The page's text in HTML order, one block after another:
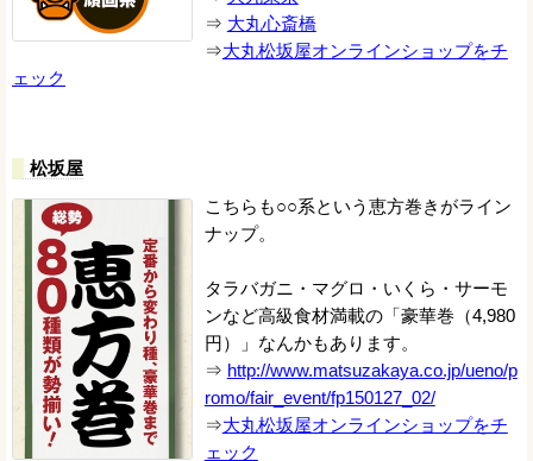
⇒ 大丸心斎橋
⇒大丸松坂屋オンラインショップをチ
ェック
松坂屋
こちらも○○系という恵方巻きがライン
ナップ。
タラバガニ・マグロ・いくら・サーモ
ンなど高級食材満載の「豪華巻（4,980
円）」なんかもあります。
⇒ http://www.matsuzakaya.co.jp/ueno/p
romo/fair_event/fp150127_02/
⇒大丸松坂屋オンラインショップをチ
ェック